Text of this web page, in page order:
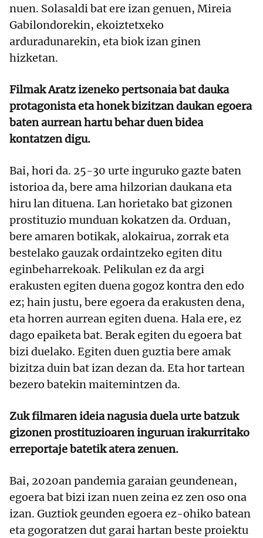
nuen. Solasaldi bat ere izan genuen, Mireia
Gabilondorekin, ekoiztetxeko
arduradunarekin, eta biok izan ginen
hizketan.
Filmak Aratz izeneko pertsonaia bat dauka
protagonista eta honek bizitzan daukan egoera
baten aurrean hartu behar duen bidea
kontatzen digu.
Bai, hori da. 25-30 urte inguruko gazte baten
istorioa da, bere ama hilzorian daukana eta
hiru lan dituena. Lan horietako bat gizonen
prostituzio munduan kokatzen da. Orduan,
bere amaren botikak, alokairua, zorrak eta
bestelako gauzak ordaintzeko egiten ditu
eginbeharrekoak. Pelikulan ez da argi
erakusten egiten duena gogoz kontra den edo
ez; hain justu, bere egoera da erakusten dena,
eta horren aurrean egiten duena. Hala ere, ez
dago epaiketa bat. Berak egiten du egoera bat
bizi duelako. Egiten duen guztia bere amak
bizitza duin bat izan dezan da. Eta hor tartean
bezero batekin maitemintzen da.
Zuk filmaren ideia nagusia duela urte batzuk
gizonen prostituzioaren inguruan irakurritako
erreportaje batetik atera zenuen.
Bai, 2020an pandemia garaian geundenean,
egoera bat bizi izan nuen zeina ez zen oso ona
izan. Guztiok geunden egoera ez-ohiko batean
eta gogoratzen dut garai hartan beste proiektu